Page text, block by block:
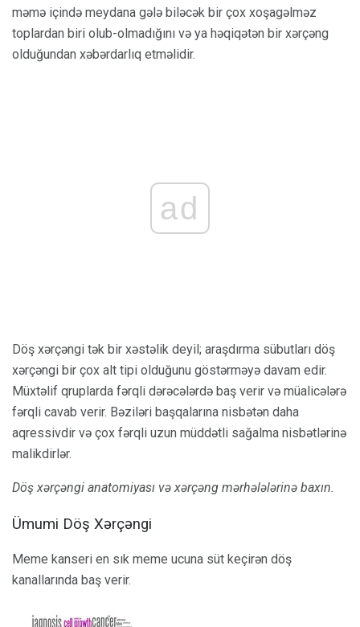
məmə içində meydana gələ biləcək bir çox xoşagəlməz
toplardan biri olub-olmadığını və ya həqiqətən bir xərçəng
olduğundan xəbərdarlıq etməlidir.
ad
Döş xərçəngi tək bir xəstəlik deyil; araşdırma sübutları döş
xərçəngi bir çox alt tipi olduğunu göstərməyə davam edir.
Müxtəlif qruplarda fərqli dərəcələrdə baş verir və müalicələrə
fərqli cavab verir. Bəziləri başqalarına nisbətən daha
aqressivdir və çox fərqli uzun müddətli sağalma nisbətlərinə
malikdirlər.
Döş xərçəngi anatomiyası və xərçəng mərhələlərinə baxın.
Ümumi Döş Xərçəngi
Meme kanseri en sık meme ucuna süt keçirən döş
kanallarında baş verir.